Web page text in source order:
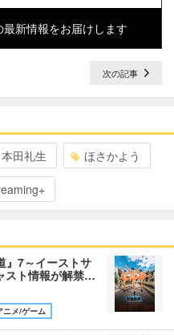
新情報をお届けします
次の記事
本田礼生 ほさかよう
』7～イーストサ
スト情報が解禁…
ニメ/ゲーム